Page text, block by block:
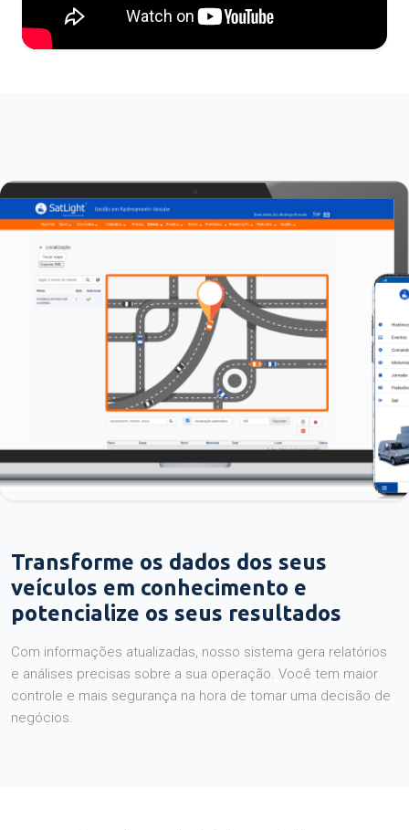
Transforme os dados dos seus
veículos em conhecimento e
potencialize os seus resultados
Com informações atualizadas, nosso sistema gera relatórios
e análises precisas sobre a sua operação. Você tem maior
controle e mais segurança na hora de tomar uma decisão de
negócios.